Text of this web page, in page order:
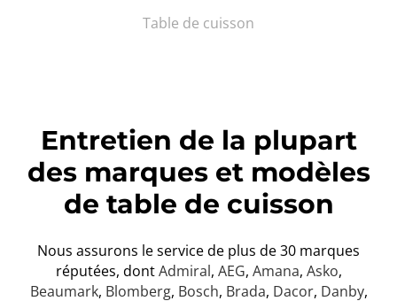
Table de cuisson
Entretien de la plupart
des marques et modèles
de table de cuisson
Nous assurons le service de plus de 30 marques
réputées, dontAdmiral, AEG, Amana, Asko,
Beaumark, Blomberg, Bosch, Brada, Dacor, Danby,